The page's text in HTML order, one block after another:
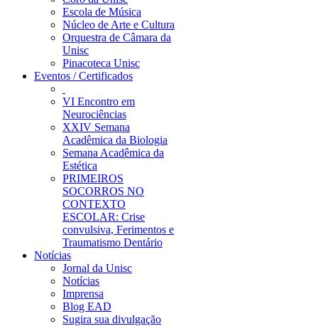
Escola de Música
Núcleo de Arte e Cultura
Orquestra de Câmara da
Unisc
Pinacoteca Unisc
Eventos / Certificados
VI Encontro em
Neurociências
XXIV Semana
Acadêmica da Biologia
Semana Acadêmica da
Estética
PRIMEIROS
SOCORROS NO
CONTEXTO
ESCOLAR: Crise
convulsiva, Ferimentos e
Traumatismo Dentário
Notícias
Jornal da Unisc
Notícias
Imprensa
Blog EAD
Sugira sua divulgação